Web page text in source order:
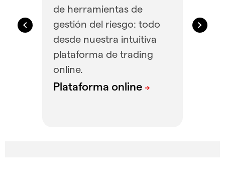
de herramientas de
gestión del riesgo: todo
desde nuestra intuitiva
plataforma de trading
online.